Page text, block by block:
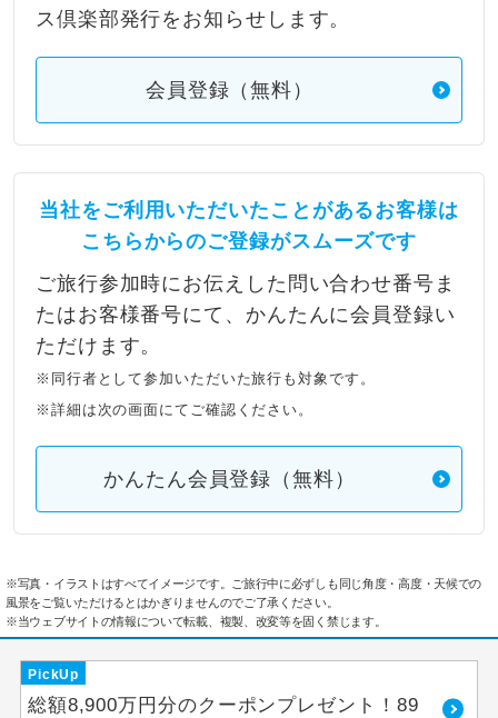
ス倶楽部発行をお知らせします。
会員登録（無料）
当社をご利用いただいたことがあるお客様は
こちらからのご登録がスムーズです
ご旅行参加時にお伝えした問い合わせ番号ま
たはお客様番号にて、かんたんに会員登録い
ただけます。
※同行者として参加いただいた旅行も対象です。
※詳細は次の画面にてご確認ください。
かんたん会員登録（無料）
※写真・イラストはすべてイメージです。ご旅行中に必ずしも同じ角度・高度・天候での
風景をご覧いただけるとはかぎりませんのでご了承ください。
※当ウェブサイトの情報について転載、複製、改変等を固く禁じます。
PickUp
総額8,900万円分のクーポンプレゼント！89